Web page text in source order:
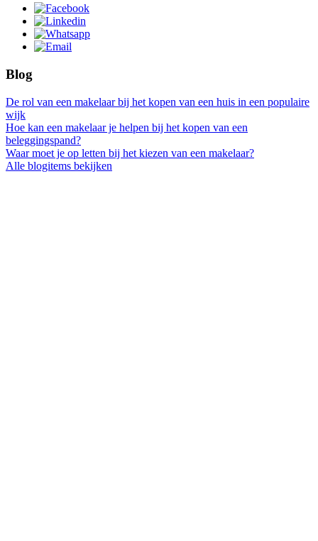
Blog
De rol van een makelaar bij het kopen van een huis in een populaire
wijk
Hoe kan een makelaar je helpen bij het kopen van een
beleggingspand?
Waar moet je op letten bij het kiezen van een makelaar?
Alle blogitems bekijken